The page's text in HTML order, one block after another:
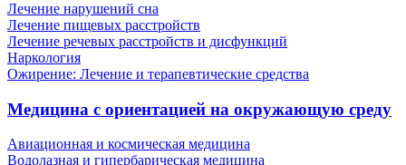
Лечение нарушений сна
Лечение пищевых расстройств
Лечение речевых расстройств и дисфункций
Наркология
Ожирение: Лечение и терапевтические средства
Медицина с ориентацией на окружающую среду
Авиационная и космическая медицина
Водолазная и гипербарическая медицина